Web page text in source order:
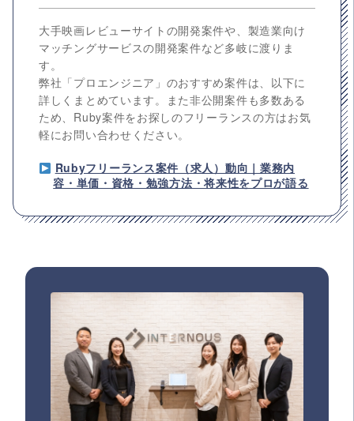
大手映画レビューサイトの開発案件や、製造業向け
マッチングサービスの開発案件など多岐に渡りま
す。
弊社「プロエンジニア」のおすすめ案件は、以下に
詳しくまとめています。また非公開案件も多数ある
ため、Ruby案件をお探しのフリーランスの方はお気
軽にお問い合わせください。
Rubyフリーランス案件（求人）動向｜業務内
容・単価・資格・勉強方法・将来性をプロが語る